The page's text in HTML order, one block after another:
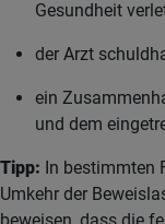
Gesundheit
der Arzt
ein
und dem
Tipp: In bestimmten
Umkehr der